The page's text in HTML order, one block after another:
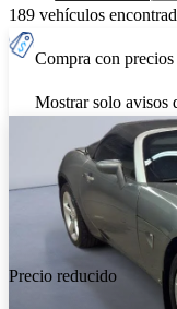
189 vehículos
Compra con precios
Mostrar solo avisos
Precio reducido